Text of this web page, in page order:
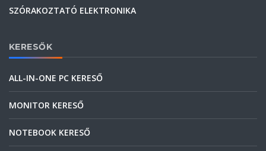
SZÓRAKOZTATÓ ELEKTRONIKA
KERESŐK
ALL-IN-ONE PC KERESŐ
MONITOR KERESŐ
NOTEBOOK KERESŐ